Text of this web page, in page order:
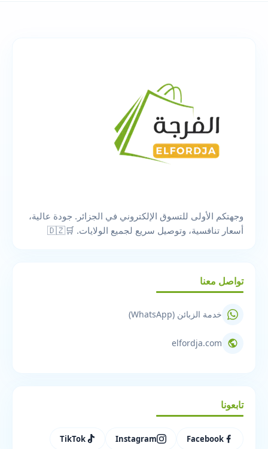
وجهتكم الأولى للتسوق الإلكتروني في الجزائر. جودة عالية،
أسعار تنافسية، وتوصيل سريع لجميع الولايات. 🛒🇩🇿
تواصل معنا
خدمة الزبائن (WhatsApp)
elfordja.com
تابعونا
Facebook
Instagram
TikTok